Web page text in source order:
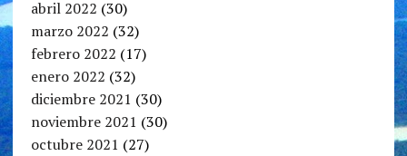
abril 2022 (30)
marzo 2022 (32)
febrero 2022 (17)
enero 2022 (32)
diciembre 2021 (30)
noviembre 2021 (30)
octubre 2021 (27)